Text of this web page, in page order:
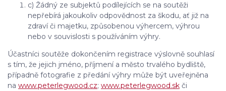
c) Žádný ze subjektů podílejících se na soutěži
nepřebírá jakoukoliv odpovědnost za škodu, ať již na
zdraví či majetku, způsobenou výhercem, výhrou
nebo v souvislosti s používáním výhry.
Účastníci soutěže dokončením registrace výslovně souhlasí
s tím, že jejich jméno, příjmení a město trvalého bydliště,
případně fotografie z předání výhry může být uveřejněna
na www.peterlegwood.cz; www.peterlegwood.sk či